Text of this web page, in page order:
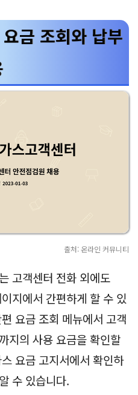
금 조회와 납부
출처: 온라인 커뮤니티
고객센터 전화 외에도
에서 간편하게 할 수 있
요금 조회 메뉴에서 고객
지의 사용 요금을 확인할
요금 고지서에서 확인하
수 있습니다.